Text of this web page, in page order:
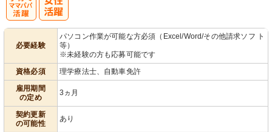
必要経験
パソコン作業が可能な方必須（Excel/Word/その他請求ソフ ト
等）
※未経験の方も応募可能です
資格必須
理学療法士、自動車免許
雇用期間
の定め
3ヵ月
契約更新
の可能性
あり